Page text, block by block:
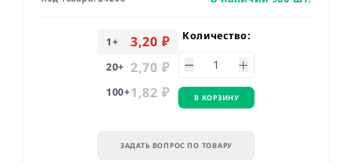
1+ 3,20 ₽
20+ 2,70 ₽
100+1,82 ₽
Количество:
В КОРЗИНУ
ЗАДАТЬ ВОПРОС ПО ТОВАРУ